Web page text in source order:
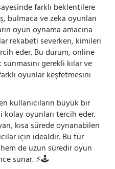
farklı beklentilere
bulmaca ve zeka oyunları
oyun oynama amacına
rekabeti severken, kimileri
eder. Bu durum, online
gerekli kılar ve
oyunlar keşfetmesini
kullanıcıların büyük bir
kolay oyunları tercih eder.
kısa sürede oynanabilen
için idealdir. Bu tür
de uzun süredir oyun
sunar. ⚡🕹️